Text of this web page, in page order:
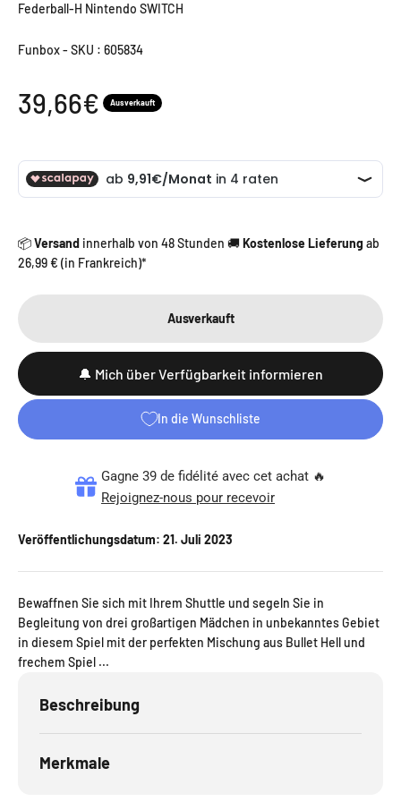
Federball-H Nintendo SWITCH
Funbox- SKU : 605834
Angebot
39,66€ Ausverkauft
📦Versand innerhalb von 48 Stunden 🚚Kostenlose Lieferung ab
26,99 € (in Frankreich)*
Ausverkauft
🔔 Mich über Verfügbarkeit informieren
In die Wunschliste
Gagne 39 de fidélité avec cet achat 🔥
Rejoignez-nous pour recevoir
Veröffentlichungsdatum: 21. Juli 2023
Bewaffnen Sie sich mit Ihrem Shuttle und segeln Sie in
Begleitung von drei großartigen Mädchen in unbekanntes Gebiet
in diesem Spiel mit der perfekten Mischung aus Bullet Hell und
frechem Spiel ...
Beschreibung
Merkmale